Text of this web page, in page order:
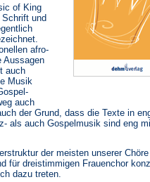
of King
und
afro-
Aussagen
auch
Musik
auch
der Grund, dass die Texte in
als auch Gospelmusik sind eng
der meisten unserer Chöre
für dreistimmigen Frauenchor
dazu treten.